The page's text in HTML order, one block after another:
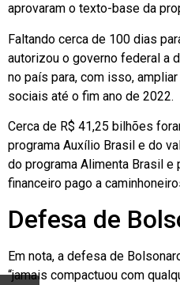
aprovaram o texto-base da
Faltando cerca de 100 dias
autorizou o governo federal a
no país para, com isso,
sociais até o fim ano de 2022.
Cerca de R$ 41,25 bilhões
programa Auxílio Brasil e do
do programa Alimenta Brasil e
financeiro pago a
Defesa de
Em nota, a defesa de
“jamais compactuou com